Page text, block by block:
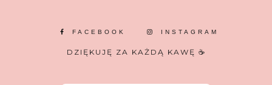
FACEBOOK INSTAGRAM
DZIĘKUJĘ ZA KAŻDĄ KAWĘ ☕